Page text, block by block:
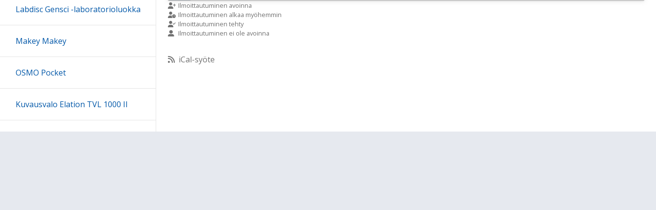
9:00
10:00
11:00
Ilmoittautuminen avoinna
Ilmoittautuminen alkaa myöhemmin
Ilmoittautuminen tehty
Ilmoittautuminen ei ole avoinna
iCal-syöte
Labdisc Gensci -laboratorioluokka
Makey Makey
OSMO Pocket
Kuvausvalo Elation TVL 1000 II